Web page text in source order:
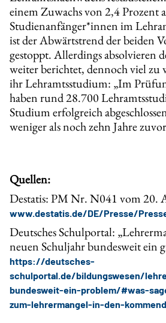
einem Zuwachs von 2,4 Prozent
Studienanfänger*innen im
ist der Abwärtstrend der beiden
gestoppt. Allerdings absolvieren
weiter berichtet, dennoch viel zu
ihr Lehramtsstudium: „Im
haben rund 28.700
Studium erfolgreich
weniger als noch zehn Jahre
Quellen:
Destatis: PM Nr. N041 vom 20.
www.destatis.de/DE/Presse/
Deutsches Schulportal:
neuen Schuljahr bundesweit ein
https://deutsches-
schulportal.de/bildungswesen/
bundesweit-ein-problem/#was-
zum-lehrermangel-in-den-